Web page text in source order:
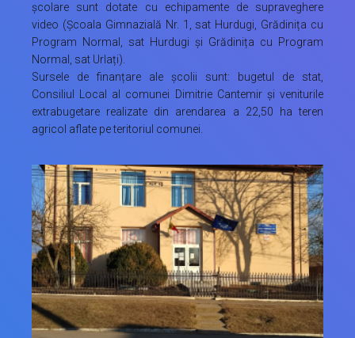
școlare sunt dotate cu echipamente de supraveghere
video (Școala Gimnazială Nr. 1, sat Hurdugi, Grădinița cu
Program Normal, sat Hurdugi și Grădinița cu Program
Normal, sat Urlați).
Sursele de finanțare ale școlii sunt: bugetul de stat,
Consiliul Local al comunei Dimitrie Cantemir și veniturile
extrabugetare realizate din arendarea a 22,50 ha teren
agricol aflate pe teritoriul comunei.